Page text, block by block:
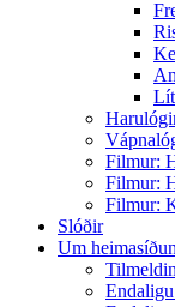
Filmur:
Filmur:
Filmur:
Slóðir
Um